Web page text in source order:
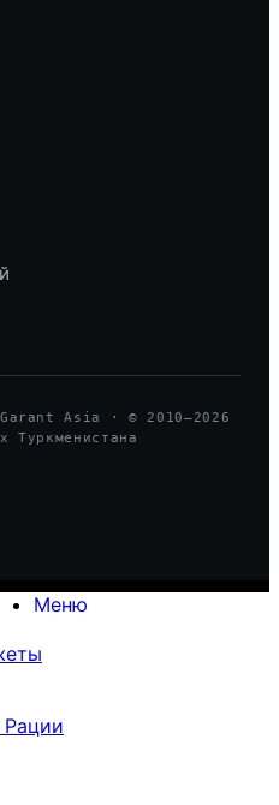
Garant Asia · © 2010—2026
Туркменистана
Меню
Рации